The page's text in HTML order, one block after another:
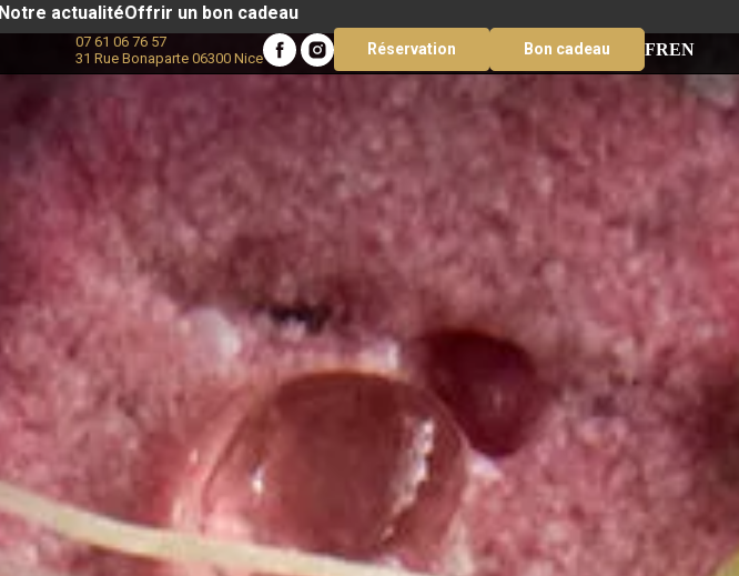
Notre actualité​Offrir un bon cadeau
07 61 06 76 57
31 Rue Bonaparte 06300 Nice
Réservation Bon cadeau FREN